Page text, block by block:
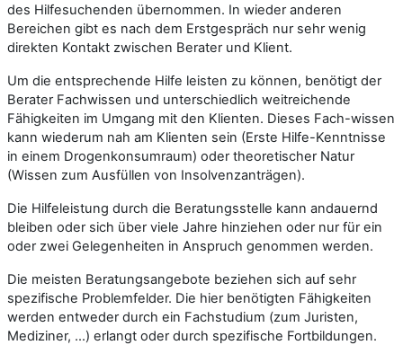
des Hilfesuchenden übernommen. In wieder anderen
Bereichen gibt es nach dem Erstgespräch nur sehr wenig
direkten Kontakt zwischen Berater und Klient.
Um die entsprechende Hilfe leisten zu können, benötigt der
Berater Fachwissen und unterschiedlich weitreichende
Fähigkeiten im Umgang mit den Klienten. Dieses Fach-wissen
kann wiederum nah am Klienten sein (Erste Hilfe-Kenntnisse
in einem Drogenkonsumraum) oder theoretischer Natur
(Wissen zum Ausfüllen von Insolvenzanträgen).
Die Hilfeleistung durch die Beratungsstelle kann andauernd
bleiben oder sich über viele Jahre hinziehen oder nur für ein
oder zwei Gelegenheiten in Anspruch genommen werden.
Die meisten Beratungsangebote beziehen sich auf sehr
spezifische Problemfelder. Die hier benötigten Fähigkeiten
werden entweder durch ein Fachstudium (zum Juristen,
Mediziner, …) erlangt oder durch spezifische Fortbildungen.